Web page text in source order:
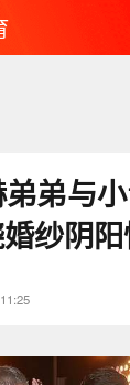
弟与
纱阴
11:25